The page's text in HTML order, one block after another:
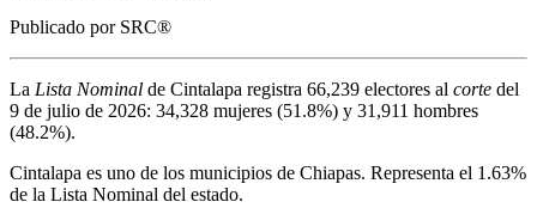
Publicado por SRC®
La Lista Nominal de Cintalapa registra 66,239 electores al corte del
9 de julio de 2026: 34,328 mujeres (51.8%) y 31,911 hombres
(48.2%).
Cintalapa es uno de los municipios de Chiapas. Representa el 1.63%
de la Lista Nominal del estado.